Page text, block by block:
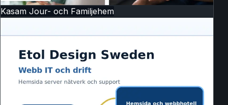
Kasam Jour- och Familjehem